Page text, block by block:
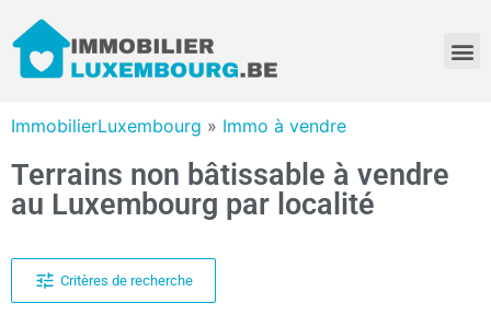
ImmobilierLuxembourg » Immo à vendre
Terrains non bâtissable à vendre
au Luxembourg par localité
Critères de recherche